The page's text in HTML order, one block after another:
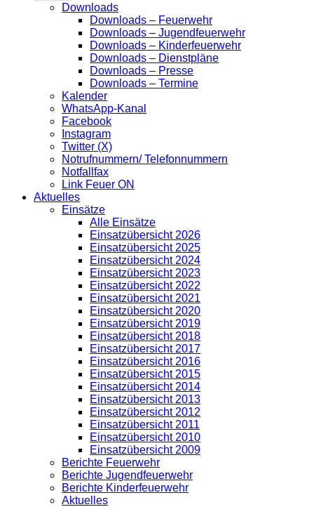
Downloads
Downloads – Feuerwehr
Downloads – Jugendfeuerwehr
Downloads – Kinderfeuerwehr
Downloads – Dienstpläne
Downloads – Presse
Downloads – Termine
Kalender
WhatsApp-Kanal
Facebook
Instagram
Twitter (X)
Notrufnummern/ Telefonnummern
Notfallfax
Link Feuer ON
Aktuelles
Einsätze
Alle Einsätze
Einsatzübersicht 2026
Einsatzübersicht 2025
Einsatzübersicht 2024
Einsatzübersicht 2023
Einsatzübersicht 2022
Einsatzübersicht 2021
Einsatzübersicht 2020
Einsatzübersicht 2019
Einsatzübersicht 2018
Einsatzübersicht 2017
Einsatzübersicht 2016
Einsatzübersicht 2015
Einsatzübersicht 2014
Einsatzübersicht 2013
Einsatzübersicht 2012
Einsatzübersicht 2011
Einsatzübersicht 2010
Einsatzübersicht 2009
Berichte Feuerwehr
Berichte Jugendfeuerwehr
Berichte Kinderfeuerwehr
Aktuelles